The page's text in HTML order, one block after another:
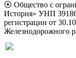
⦿ Общество с
История» УНП
регистрации от
Железнодорожного